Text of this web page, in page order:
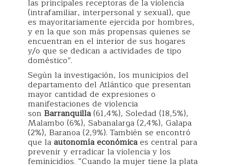
las principales receptoras de la violencia
(intrafamiliar, interpersonal y sexual), que
es mayoritariamente ejercida por hombres,
y en la que son más propensas quienes se
encuentran en el interior de sus hogares
y/o que se dedican a actividades de tipo
doméstico”.
Según la investigación, los municipios del
departamento del Atlántico que presentan
mayor cantidad de expresiones o
manifestaciones de violencia
son Barranquilla(61,4%), Soledad (18,5%),
Malambo (6%), Sabanalarga (2,4%), Galapa
(2%), Baranoa (2,9%). También se encontró
que laautonomía económicaes central para
prevenir y erradicar la violencia y los
feminicidios. “Cuando la mujer tiene la plata